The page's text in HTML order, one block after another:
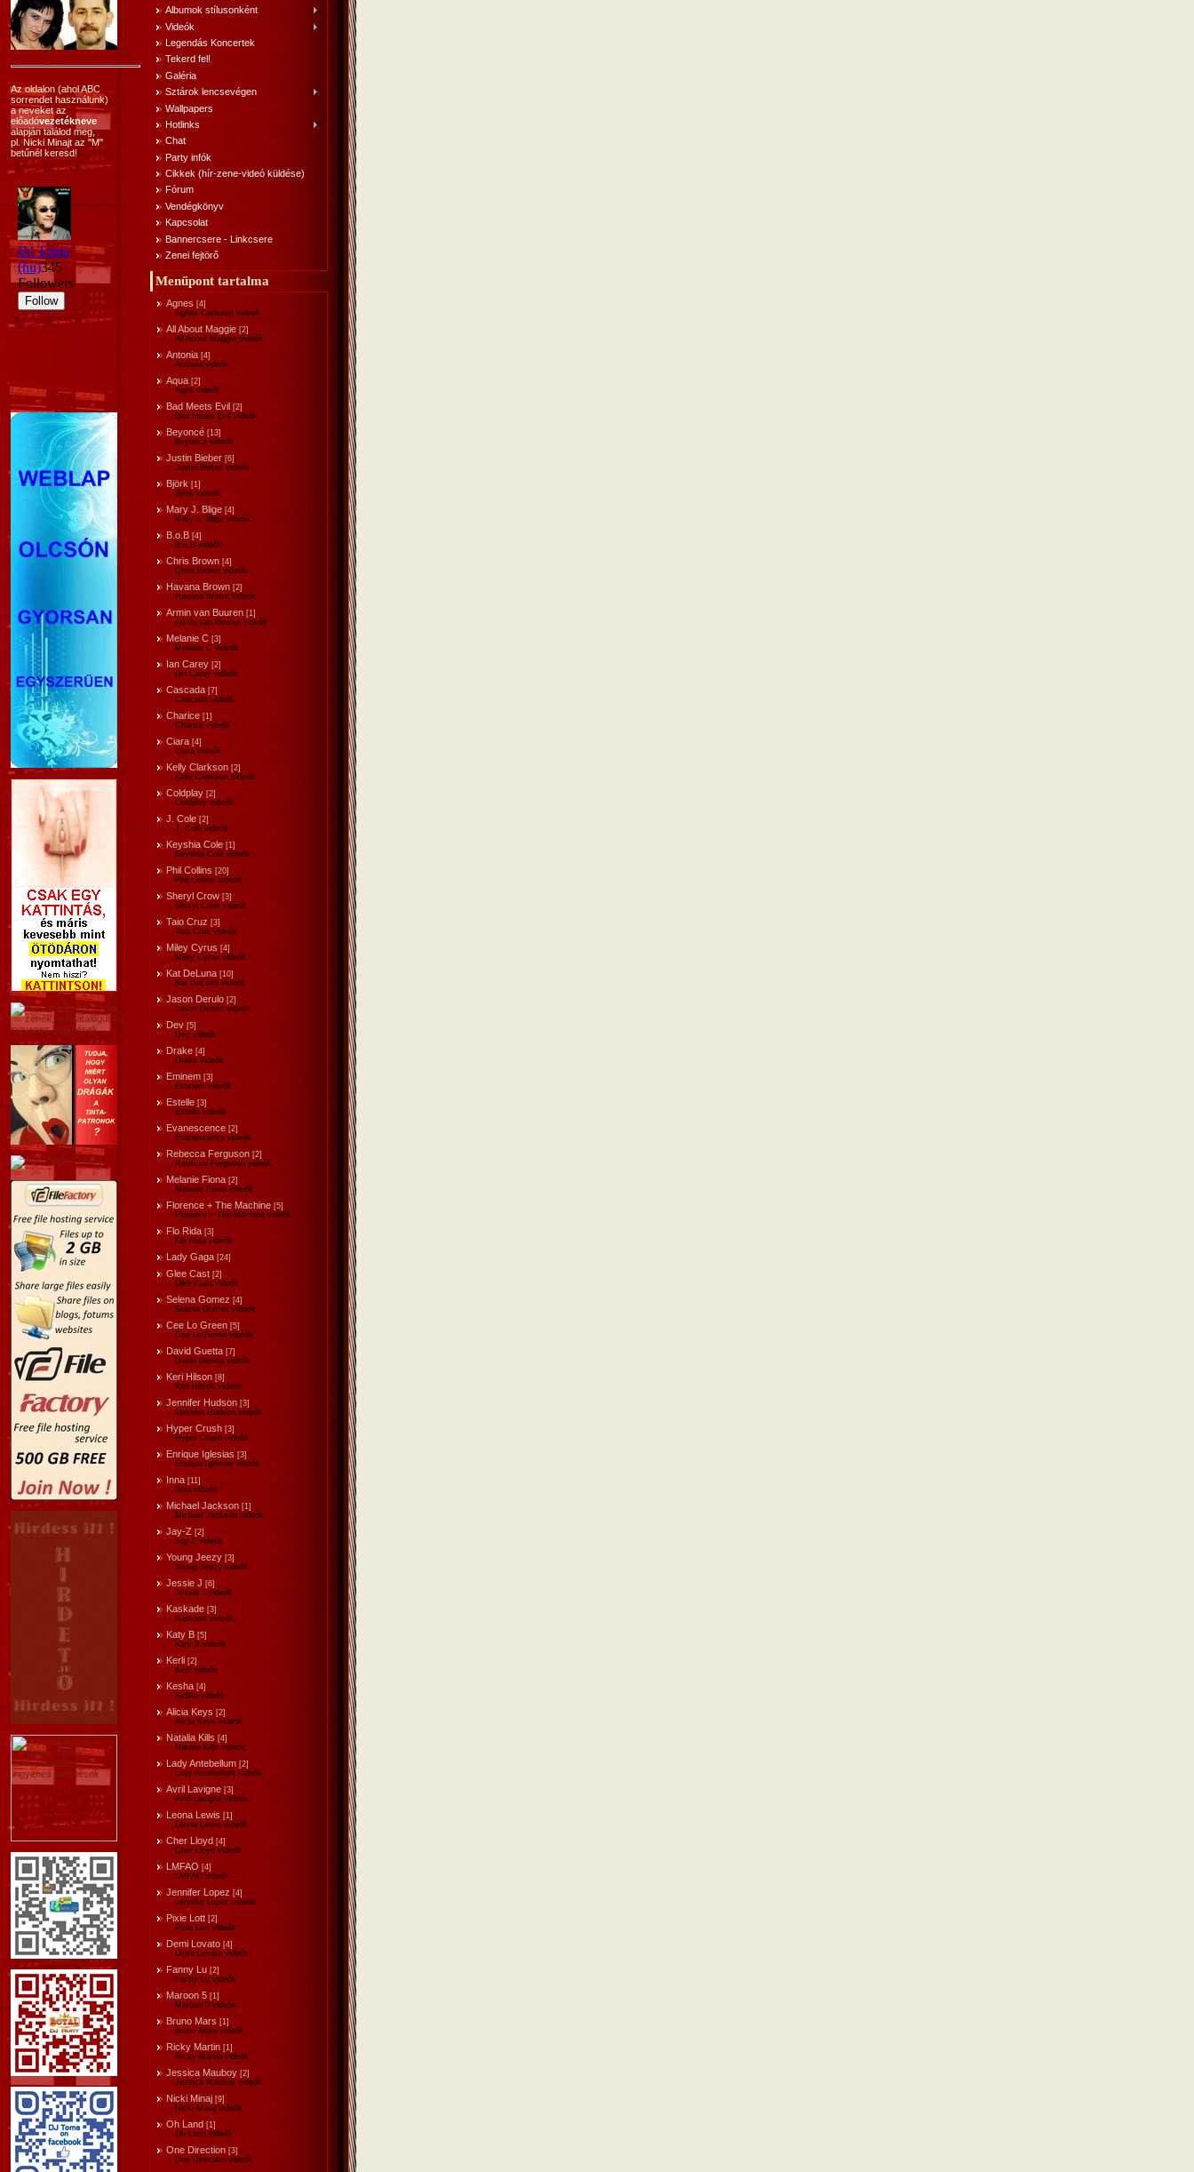
Az oldalon (ahol ABC
sorrendet használunk)
a neveket az
előadóvezetékneve
alapján találod meg,
pl. Nicki Minajt az "M"
betűnél keresd!
Albumok stílusonként
Videók
Legendás Koncertek
Tekerd fel!
Galéria
Sztárok lencsevégen
Wallpapers
Hotlinks
Chat
Party infók
Cikkek (hír-zene-videó küldése)
Fórum
Vendégkönyv
Kapcsolat
Bannercsere - Linkcsere
Zenei fejtörő
Menűpont tartalma
Agnes [4]
Agnes Carlsson videók
All About Maggie [2]
All About Maggie videók
Antonia [4]
Antonia videók
Aqua [2]
Aqua videók
Bad Meets Evil [2]
Bad Meets Evil videók
Beyoncé [13]
Beyoncé videók
Justin Bieber [6]
Justin Bieber videók
Björk [1]
Björk videók
Mary J. Blige [4]
Mary J. Blige videók
B.o.B [4]
B.o.B videók
Chris Brown [4]
Chris Brown videók
Havana Brown [2]
Havana Brown videók
Armin van Buuren [1]
Armin van Buuren videók
Melanie C [3]
Melanie C videók
Ian Carey [2]
Ian Carey videók
Cascada [7]
Cascada videók
Charice [1]
Charice videók
Ciara [4]
Ciara videók
Kelly Clarkson [2]
Kelly Clarkson videók
Coldplay [2]
Coldplay videók
J. Cole [2]
J. Cole videók
Keyshia Cole [1]
Keyshia Cole videók
Phil Collins [20]
Phil Collins videók
Sheryl Crow [3]
Sheryl Crow videók
Taio Cruz [3]
Taio Cruz videók
Miley Cyrus [4]
Miley Cyrus videók
Kat DeLuna [10]
Kat DeLuna videók
Jason Derulo [2]
Jason Derulo videók
Dev [5]
Dev videók
Drake [4]
Drake videók
Eminem [3]
Eminem videók
Estelle [3]
Estelle videók
Evanescence [2]
Evanescence videók
Rebecca Ferguson [2]
Rebecca Ferguson videók
Melanie Fiona [2]
Melanie Fiona videók
Florence + The Machine [5]
Florence + The Machine videók
Flo Rida [3]
Flo Rida videók
Lady Gaga [24]
Glee Cast [2]
Glee Cast videók
Selena Gomez [4]
Selena Gomez videók
Cee Lo Green [5]
Cee Lo Green videók
David Guetta [7]
David Guetta videók
Keri Hilson [8]
Keri Hilson videók
Jennifer Hudson [3]
Jennifer Hudson videók
Hyper Crush [3]
Hyper Crush videók
Enrique Iglesias [3]
Enrique Iglesias videók
Inna [11]
Inna videók
Michael Jackson [1]
Michael Jackson videók
Jay-Z [2]
Jay-Z videók
Young Jeezy [3]
Young Jeezy videók
Jessie J [6]
Jessie J videók
Kaskade [3]
Kaskade videók
Katy B [5]
Katy B videók
Kerli [2]
Kerli videók
Kesha [4]
Ke$ha videók
Alicia Keys [2]
Alicia Keys videók
Natalia Kills [4]
Natalia Kills videók
Lady Antebellum [2]
Lady Antebellum videók
Avril Lavigne [3]
Avril Lavigne videók
Leona Lewis [1]
Leona Lewis videók
Cher Lloyd [4]
Cher Lloyd videók
LMFAO [4]
LMFAO videók
Jennifer Lopez [4]
Jennifer Lopez videók
Pixie Lott [2]
Pixie Lott videók
Demi Lovato [4]
Demi Lovato videók
Fanny Lu [2]
Fanny Lu videók
Maroon 5 [1]
Maroon 5 videók
Bruno Mars [1]
Bruno Mars videók
Ricky Martin [1]
Ricky Martin videók
Jessica Mauboy [2]
Jessica Mauboy videók
Nicki Minaj [9]
Nicki Minaj videók
Oh Land [1]
Oh Land videók
One Direction [3]
One Direction videók